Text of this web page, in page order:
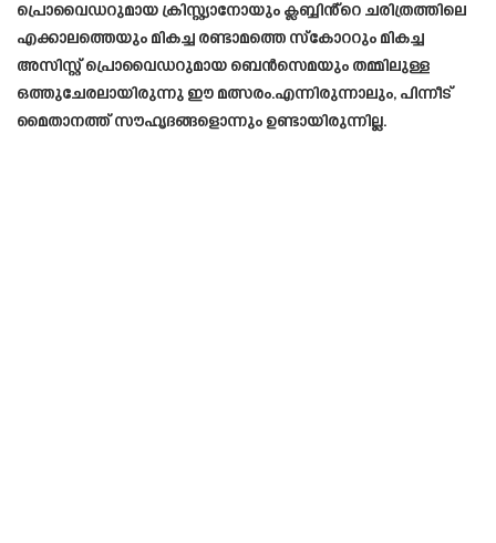
പ്രൊവൈഡറുമായ ക്രിസ്റ്റ്യാനോയും ക്ലബ്ബിൻ്റെ ചരിത്രത്തിലെ
എക്കാലത്തെയും മികച്ച രണ്ടാമത്തെ സ്‌കോററും മികച്ച
അസിസ്റ്റ് പ്രൊവൈഡറുമായ ബെൻസെമയും തമ്മിലുള്ള
ഒത്തുചേരലായിരുന്നു ഈ മത്സരം.എന്നിരുന്നാലും, പിന്നീട്
മൈതാനത്ത് സൗഹൃദങ്ങളൊന്നും ഉണ്ടായിരുന്നില്ല.